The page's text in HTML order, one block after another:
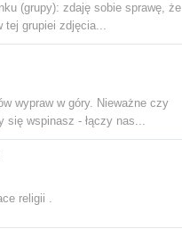
(grupy): zdaję sobie sprawę, że
tej grupiei zdjęcia...
wypraw w góry. Nieważne czy
się wspinasz - łączy nas...
religii .